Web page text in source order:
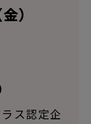
）
ス認定企